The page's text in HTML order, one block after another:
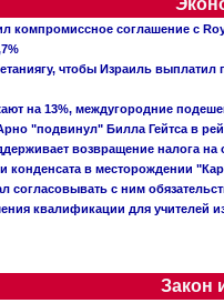
компромиссное соглашение с
чтобы Израиль
на 13%, междугородние
"подвинул" Билла Гейтса в
возвращение налога на
и конденсата в месторождении
согласовывать с ним
квалификации для учителей
Закон